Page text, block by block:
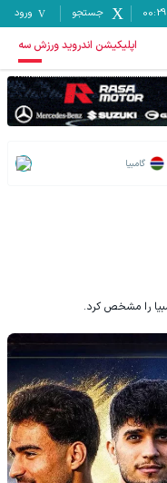
00:29 جستجو ورود
اپلیکیشن اندروید ورزش سه
گامبیا